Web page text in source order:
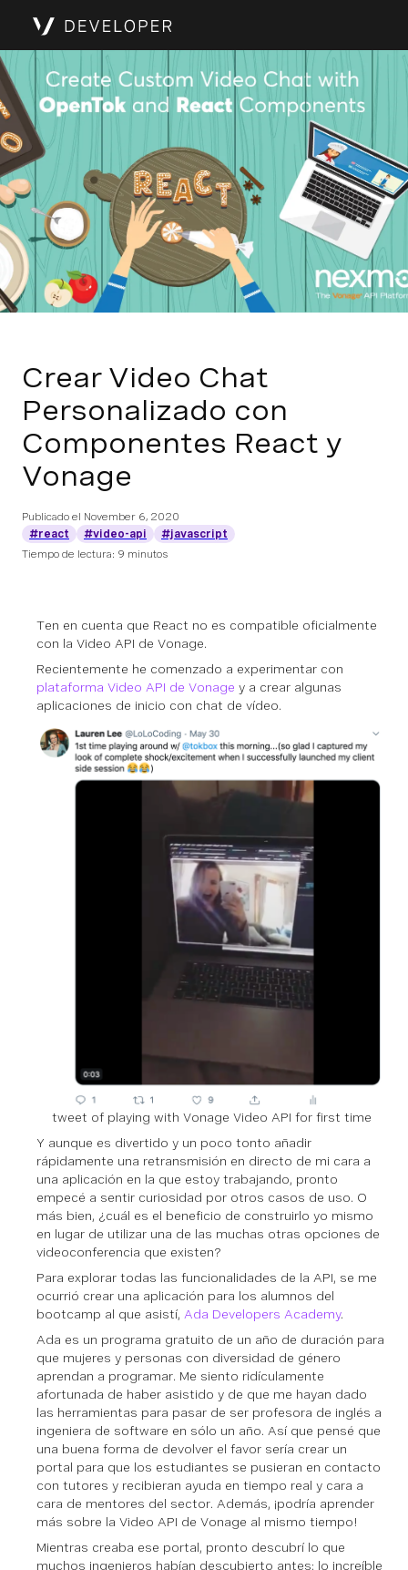
Crear Video Chat
Personalizado con
Componentes React y
Vonage
Publicado el November 6, 2020
#react
#video-api
#javascript
Tiempo de lectura: 9 minutos
Ten en cuenta que React no es compatible oficialmente
con la Video API de Vonage.
Recientemente he comenzado a experimentar con
plataforma Video API de Vonage y a crear algunas
aplicaciones de inicio con chat de vídeo.
tweet of playing with Vonage Video API for first time
Y aunque es divertido y un poco tonto añadir
rápidamente una retransmisión en directo de mi cara a
una aplicación en la que estoy trabajando, pronto
empecé a sentir curiosidad por otros casos de uso. O
más bien, ¿cuál es el beneficio de construirlo yo mismo
en lugar de utilizar una de las muchas otras opciones de
videoconferencia que existen?
Para explorar todas las funcionalidades de la API, se me
ocurrió crear una aplicación para los alumnos del
bootcamp al que asistí, Ada Developers Academy.
Ada es un programa gratuito de un año de duración para
que mujeres y personas con diversidad de género
aprendan a programar. Me siento ridículamente
afortunada de haber asistido y de que me hayan dado
las herramientas para pasar de ser profesora de inglés a
ingeniera de software en sólo un año. Así que pensé que
una buena forma de devolver el favor sería crear un
portal para que los estudiantes se pusieran en contacto
con tutores y recibieran ayuda en tiempo real y cara a
cara de mentores del sector. Además, ¡podría aprender
más sobre la Video API de Vonage al mismo tiempo!
Mientras creaba ese portal, pronto descubrí lo que
muchos ingenieros habían descubierto antes: lo increíble